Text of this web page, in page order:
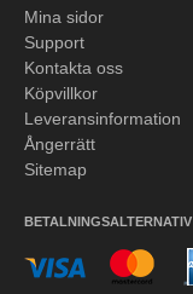
Mina sidor
Support
Kontakta oss
Köpvillkor
Leveransinformation
Ångerrätt
Sitemap
BETALNINGSALTERNATIV